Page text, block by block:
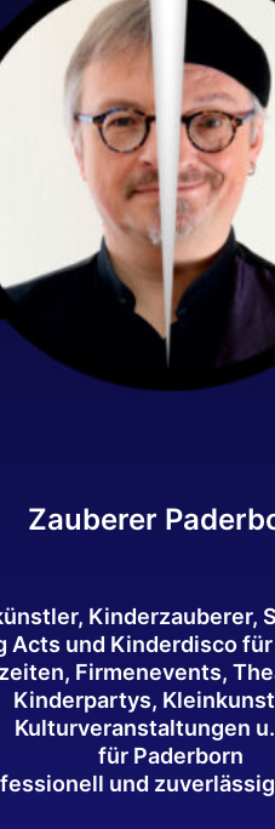
Zauberer
Kinderzauberer,
Acts und Kinderdisco
Firmenevents,
Kinderpartys,
Kulturveranstaltungen u.
für Paderborn
und